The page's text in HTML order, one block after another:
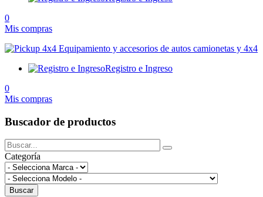
0
Mis compras
Registro e Ingreso
0
Mis compras
Buscador de productos
Categoría
Buscar